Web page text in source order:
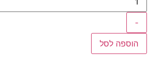
-
הוספה לסל